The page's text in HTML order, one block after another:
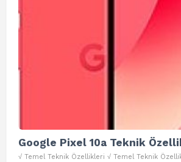
Google Pixel 10a Teknik
√ Temel Teknik Özellikleri √ Temel Teknik